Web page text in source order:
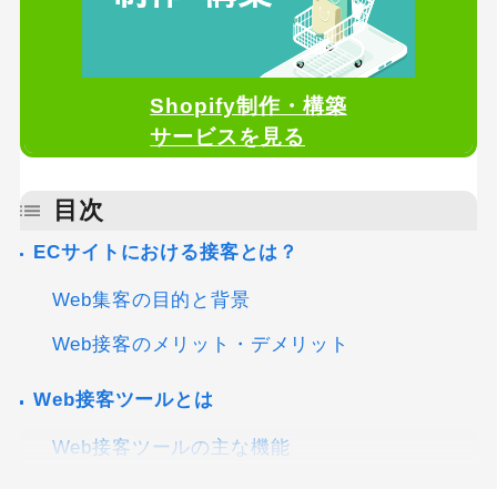
Shopify制作・構築
サービスを見る
目次
ECサイトにおける接客とは？
Web集客の目的と背景
Web接客のメリット・デメリット
Web接客ツールとは
Web接客ツールの主な機能